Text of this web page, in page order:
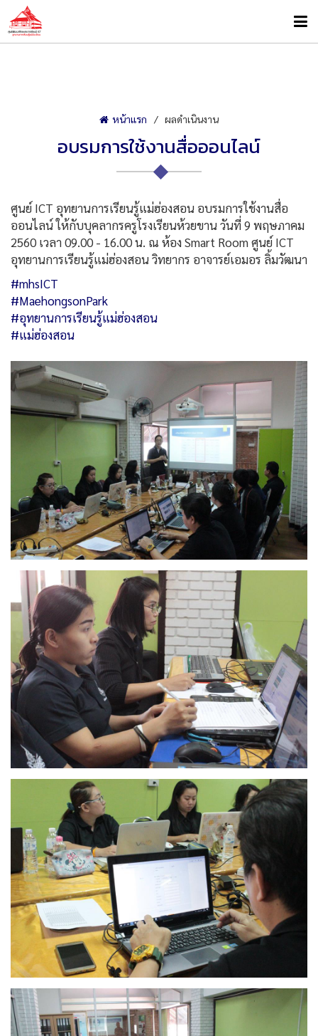
หน้าแรก ผลดำเนินงาน
อบรมการใช้งานสื่อออนไลน์
ศูนย์ ICT อุทยานการเรียนรู้แม่ฮ่องสอน อบรมการใช้งานสื่อ
ออนไลน์ ให้กับบุคลากรครูโรงเรียนห้วยขาน วันที่ 9 พฤษภาคม
2560 เวลา 09.00 - 16.00 น. ณ ห้อง Smart Room ศูนย์ ICT
อุทยานการเรียนรู้แม่ฮ่องสอน วิทยากร อาจารย์เอมอร ลิ้มวัฒนา
#mhsICT
#MaehongsonPark
#อุทยานการเรียนรู้แม่ฮ่องสอน
#แม่ฮ่องสอน